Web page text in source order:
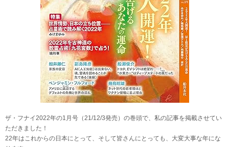
ザ・フナイ2022年の1月号（21/12/3発売）の巻頭で、私の記事を掲載させてい
ただきました！
22年はこれからの日本にとって、そして皆さんにとっても、大変大事な年にな